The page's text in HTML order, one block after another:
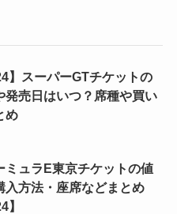
】スーパーGTチケットの
発売日はいつ？席種や買い
め
ミュラE東京チケットの値
入方法・座席などまとめ
】